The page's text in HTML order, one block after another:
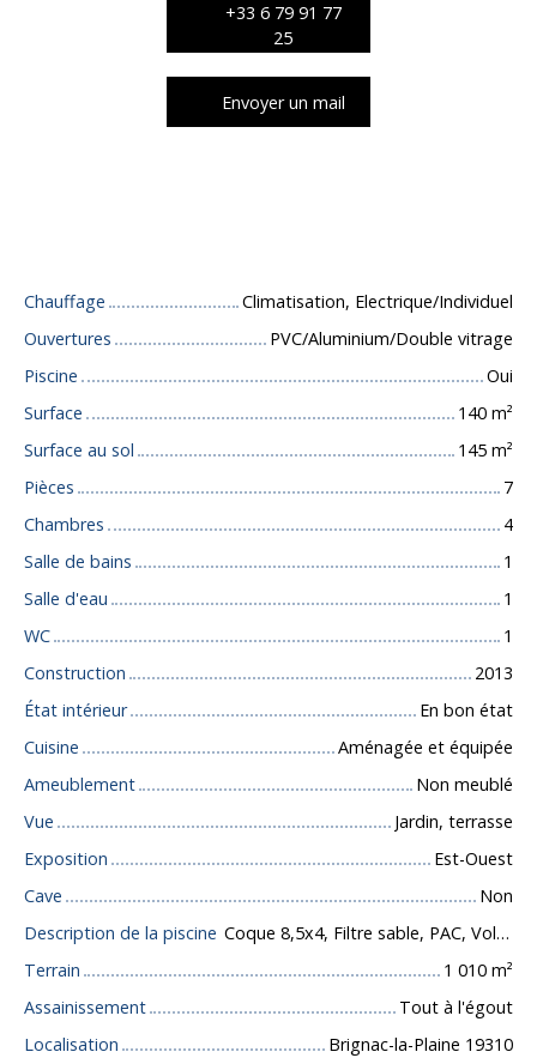
+33 6 79 91 77
25
Envoyer un mail
Chauffage
Climatisation, Electrique/Individuel
Ouvertures
PVC/Aluminium/Double vitrage
Piscine
Oui
Surface
140 m²
Surface au sol
145 m²
Pièces
7
Chambres
4
Salle de bains
1
Salle d'eau
1
WC
1
Construction
2013
État intérieur
En bon état
Cuisine
Aménagée et équipée
Ameublement
Non meublé
Vue
Jardin, terrasse
Exposition
Est-Ouest
Cave
Non
Description de la piscine
Coque 8,5x4, Filtre sable, PAC, Volet roulant imergé
Terrain
1 010 m²
Assainissement
Tout à l'égout
Localisation
Brignac-la-Plaine 19310